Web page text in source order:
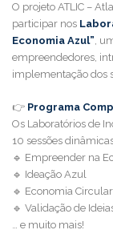
O projeto ATLIC –
participar nos
Economia Azul”,
empreendedores,
implementação dos
👉 Programa
Os Laboratórios de
10 sessões
🔹 Empreender na
🔹 Ideação Azul
🔹 Economia
🔹 Validação de
… e muito mais!